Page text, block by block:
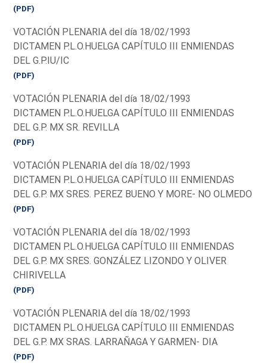
(PDF)
VOTACIÓN PLENARIA del día 18/02/1993
DICTAMEN P.L.O.HUELGA CAPÍTULO III ENMIENDAS
DEL G.P.IU/IC
(PDF)
VOTACIÓN PLENARIA del día 18/02/1993
DICTAMEN P.L.O.HUELGA CAPÍTULO III ENMIENDAS
DEL G.P. MX SR. REVILLA
(PDF)
VOTACIÓN PLENARIA del día 18/02/1993
DICTAMEN P.L.O.HUELGA CAPÍTULO III ENMIENDAS
DEL G.P. MX SRES. PEREZ BUENO Y MORE- NO OLMEDO
(PDF)
VOTACIÓN PLENARIA del día 18/02/1993
DICTAMEN P.L.O.HUELGA CAPÍTULO III ENMIENDAS
DEL G.P. MX SRES. GONZÁLEZ LIZONDO Y OLIVER
CHIRIVELLA
(PDF)
VOTACIÓN PLENARIA del día 18/02/1993
DICTAMEN P.L.O.HUELGA CAPÍTULO III ENMIENDAS
DEL G.P. MX SRAS. LARRAÑAGA Y GARMEN- DIA
(PDF)